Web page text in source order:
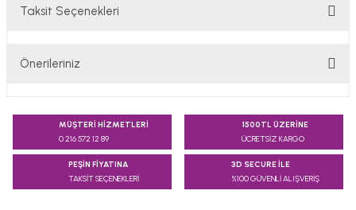
Taksit Seçenekleri
Önerileriniz
konularda yetersiz gördüğünüz noktaları öneri formunu
kullanarak tarafımıza iletebilirsiniz.
Ürün resmi kalitesiz, bozuk veya görüntülenemiyor.
MÜŞTERİ HİZMETLERİ
0 216 572 12 89
1500TL ÜZERİNE
ÜCRETSİZ KARGO
PEŞİN FİYATINA
TAKSİT SEÇENEKLERİ
3D SECURE İLE
%100 GÜVENLİ ALIŞVERİŞ